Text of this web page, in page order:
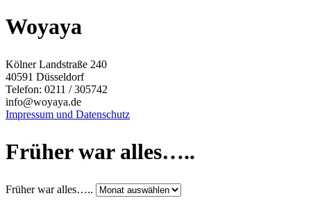
Woyaya
Kölner Landstraße 240
40591 Düsseldorf
Telefon: 0211 / 305742
info@woyaya.de
Impressum und Datenschutz
Früher war alles…..
Früher war alles…..